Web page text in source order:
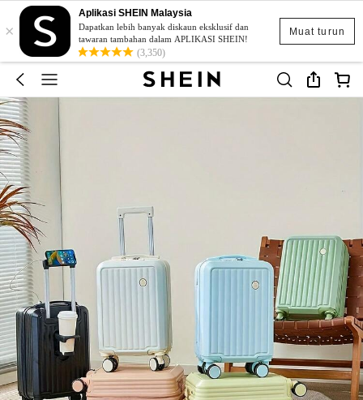
Muat turun
×
Aplikasi SHEIN Malaysia
Dapatkan lebih banyak diskaun eksklusif dan
tawaran tambahan dalam APLIKASI SHEIN!
(3,350)